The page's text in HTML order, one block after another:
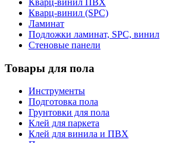
Кварц-винил ПВХ
Кварц-винил (SPC)
Ламинат
Подложки ламинат, SPC, винил
Стеновые панели
Товары для пола
Инструменты
Подготовка пола
Грунтовки для пола
Клей для паркета
Клей для винила и ПВХ